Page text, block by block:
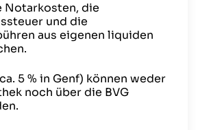
Notarkosten, die
und die
aus eigenen liquiden
5 % in Genf) können weder
noch über die BVG